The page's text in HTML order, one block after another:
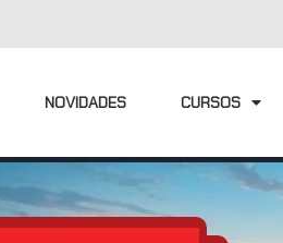
NOVIDADES CURSOS